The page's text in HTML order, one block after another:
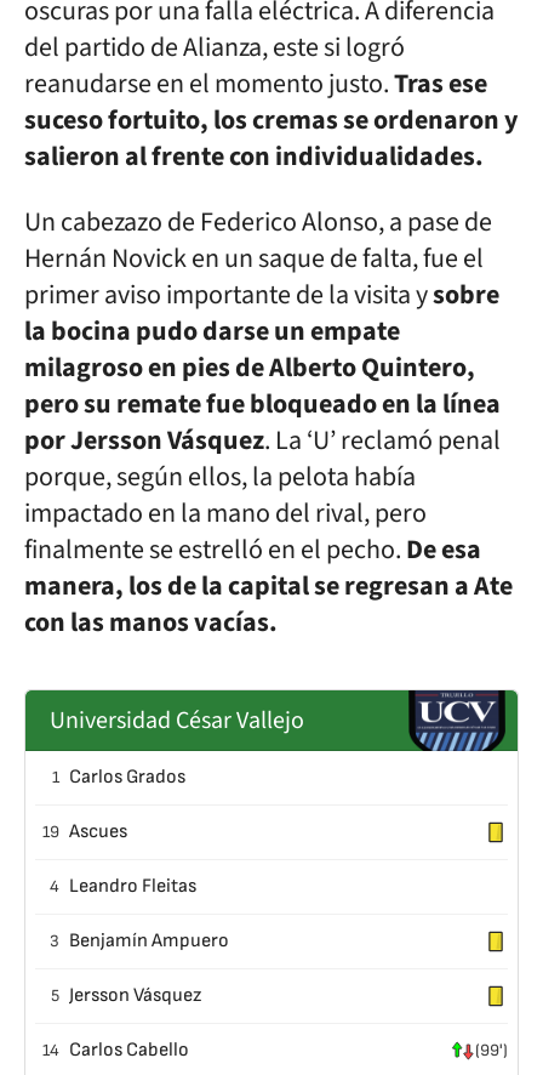
oscuras por una falla eléctrica. A diferencia
del partido de Alianza, este si logró
reanudarse en el momento justo.Tras ese
suceso fortuito, los cremas se ordenaron y
salieron al frente con individualidades.
Un cabezazo de Federico Alonso, a pase de
Hernán Novick en un saque de falta, fue el
primer aviso importante de la visita ysobre
la bocina pudo darse un empate
milagroso en pies de Alberto Quintero,
pero su remate fue bloqueado en la línea
por Jersson Vásquez. La ‘U’ reclamó penal
porque, según ellos, la pelota había
impactado en la mano del rival, pero
finalmente se estrelló en el pecho.De esa
manera, los de la capital se regresan a Ate
con las manos vacías.
Universidad César Vallejo
1 Carlos Grados
19 Ascues
4 Leandro Fleitas
3 Benjamín Ampuero
5 Jersson Vásquez
14 Carlos Cabello (99')